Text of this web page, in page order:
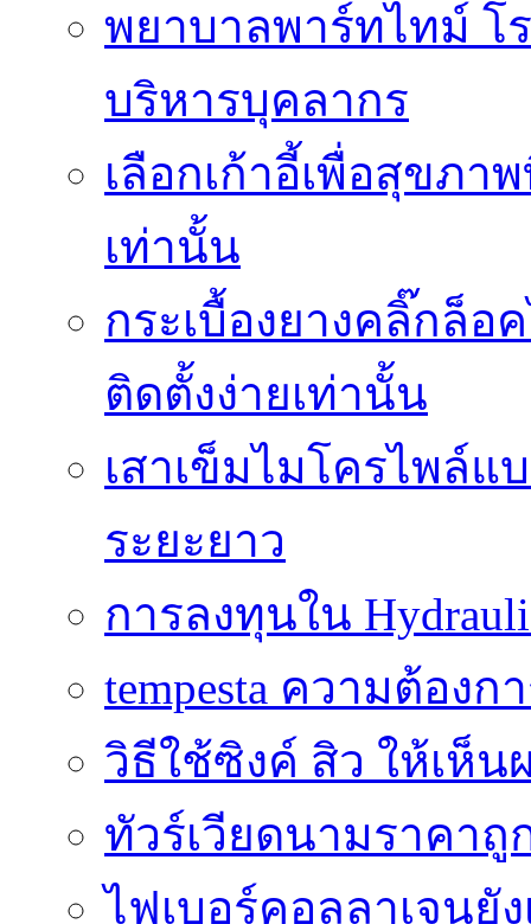
พยาบาลพาร์ทไทม์ โ
บริหารบุคลากร
เลือกเก้าอี้เพื่อสุขภา
เท่านั้น
กระเบื้องยางคลิ๊กล็อ
ติดตั้งง่ายเท่านั้น
เสาเข็มไมโครไพล์
ระยะยาว
การลงทุนใน
tempesta ความต้อง
วิธีใช้ซิงค์ สิว ให้เห็
ทัวร์เวียดนามราคาถู
ไฟเบอร์คอลลาเจนยั